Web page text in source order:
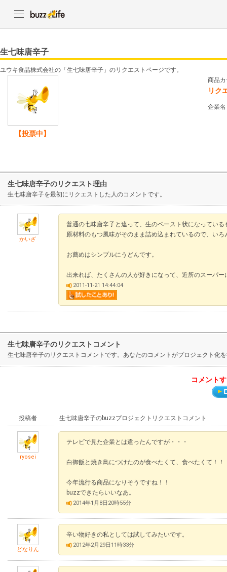
生七味唐辛子
ユウキ食品株式会社の「生七味唐辛子」のリクエストページです。
【投票中】
商品
リク
企業
生七味唐辛子のリクエスト理由
生七味唐辛子を最初にリクエストした人のコメントです。
かいざ
普通の七味唐辛子と違って、生のペースト状になっている
原材料のもつ風味がそのまま詰め込まれているので、い
お薦めはシンプルにうどんです。
出来れば、たくさんの人が好きになって、近所のスーパ
2011-11-21 14:44:04
生七味唐辛子のリクエストコメント
生七味唐辛子のリクエストコメントです。あなたのコメントがプロジェクト化
コメント
投稿者 生七味唐辛子のbuzzプロジェクトリクエストコメント
ryosei
テレビで見た企業とは違ったんですが・・・
白御飯と焼き鳥につけたのが食べたくて、食べたくて！！
今年流行る商品になりそうですね！！
buzzできたらいいなあ。
2014年1月8日20時55分
どなりん
辛い物好きの私としては試してみたいです。
2012年2月29日11時33分